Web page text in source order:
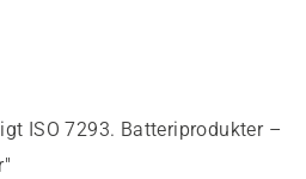
ISO 7293. Batteriprodukter –